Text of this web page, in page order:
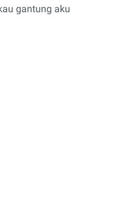
gantung aku